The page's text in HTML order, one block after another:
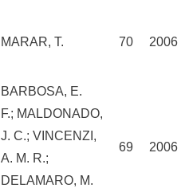
MARAR, T. 70 2006
BARBOSA, E.
F.; MALDONADO,
J. C.; VINCENZI,
A. M. R.;
DELAMARO, M.
69 2006